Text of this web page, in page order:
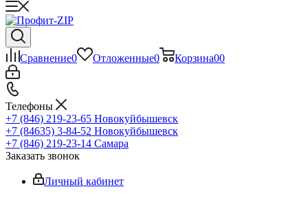
Сравнение0 Отложенные0 Корзина00
Телефоны
+7 (846) 219-23-65 Новокуйбышевск
+7 (84635) 3-84-52 Новокуйбышевск
+7 (846) 219-23-14 Самара
Заказать звонок
Личный кабинет